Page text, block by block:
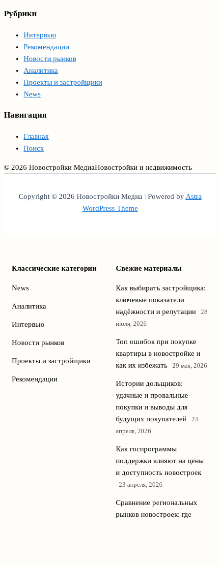
Рубрики
Интервью
Рекомендации
Новости рынков
Аналитика
Проекты и застройщики
News
Навигация
Главная
Поиск
© 2026 Новостройки МедиаНовостройки и недвижимость
Copyright © 2026 Новостройки Медиа | Powered byAstra
WordPress Theme
Классические категории
News
Аналитика
Интервью
Новости рынков
Проекты и застройщики
Рекомендации
Свежие материалы
Как выбирать застройщика:
ключевые показатели
надёжности и репутации
28
июля, 2026
Топ ошибок при покупке
квартиры в новостройке и
как их избежать
29 мая, 2026
Истории дольщиков:
удачные и провальные
покупки и выводы для
будущих покупателей
24
апреля, 2026
Как госпрограммы
поддержки влияют на цены
и доступность новостроек
23 апреля, 2026
Сравнение региональных
рынков новостроек: где